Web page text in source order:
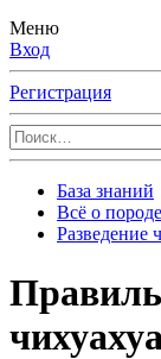
Меню
Вход
Регистрация
База знаний
Всё о
Разведение
чихуахуа